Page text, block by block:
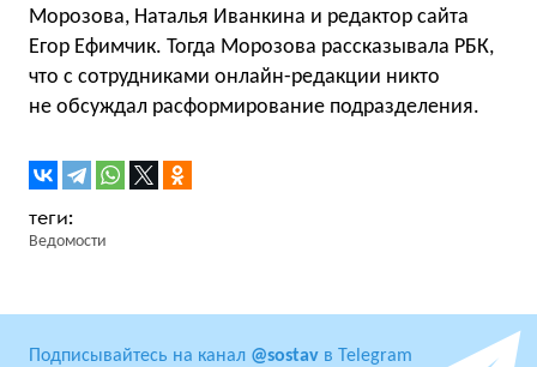
Морозова, Наталья Иванкина и редактор сайта
Егор Ефимчик. Тогда Морозова рассказывала РБК,
что с сотрудниками онлайн-редакции никто
не обсуждал расформирование подразделения.
Ведомости
Подписывайтесь на канал @sostav в Telegram